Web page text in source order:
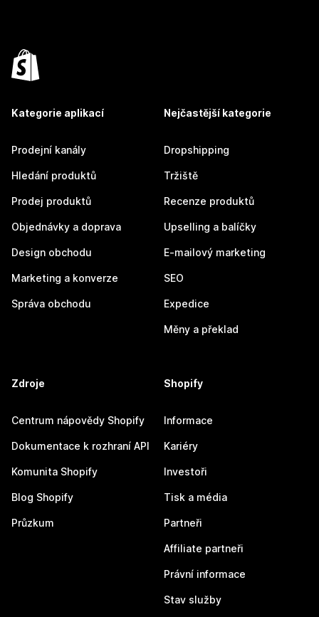
Kategorie aplikací
Prodejní kanály
Hledání produktů
Prodej produktů
Objednávky a doprava
Design obchodu
Marketing a konverze
Správa obchodu
Nejčastější kategorie
Dropshipping
Tržiště
Recenze produktů
Upselling a balíčky
E-mailový marketing
SEO
Expedice
Měny a překlad
Zdroje
Centrum nápovědy Shopify
Dokumentace k rozhraní API
Komunita Shopify
Blog Shopify
Průzkum
Shopify
Informace
Kariéry
Investoři
Tisk a média
Partneři
Affiliate partneři
Právní informace
Stav služby